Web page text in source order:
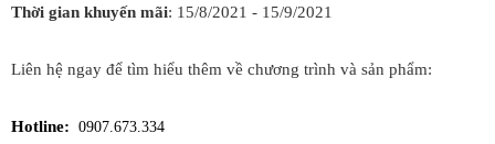
Thời gian khuyến mãi: 15/8/2021 - 15/9/2021
Liên hệ ngay để tìm hiểu thêm về chương trình và sản phẩm:
Hotline: 0907.673.334